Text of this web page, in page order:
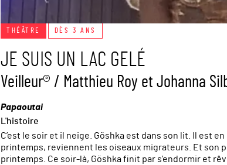
THÉÂTRE DÈS 3 ANS
JE SUIS UN LAC GELÉ
Veilleur® / Matthieu Roy et Johanna
Papaoutai
L'histoire
C’est le soir et il neige. Göshka est dans son lit. Il est
printemps, reviennent les oiseaux migrateurs. Et son
printemps. Ce soir-là, Göshka finit par s’endormir et